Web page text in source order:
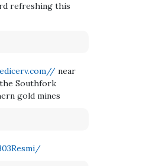
refreshing this
near
Southfork
gold mines